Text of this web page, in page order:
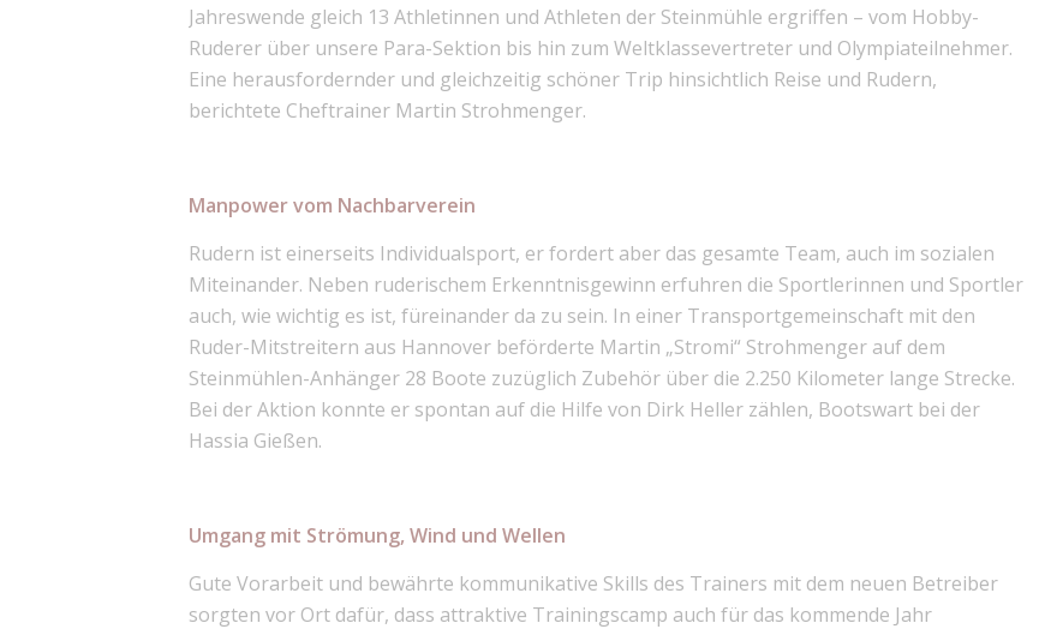
Jahreswende gleich 13 Athletinnen und Athleten der Steinmühle ergriffen – vom Hobby-
Ruderer über unsere Para-Sektion bis hin zum Weltklassevertreter und Olympiateilnehmer.
Eine herausfordernder und gleichzeitig schöner Trip hinsichtlich Reise und Rudern,
berichtete Cheftrainer Martin Strohmenger.
Manpower vom Nachbarverein
Rudern ist einerseits Individualsport, er fordert aber das gesamte Team, auch im sozialen
Miteinander. Neben ruderischem Erkenntnisgewinn erfuhren die Sportlerinnen und Sportler
auch, wie wichtig es ist, füreinander da zu sein. In einer Transportgemeinschaft mit den
Ruder-Mitstreitern aus Hannover beförderte Martin „Stromi“ Strohmenger auf dem
Steinmühlen-Anhänger 28 Boote zuzüglich Zubehör über die 2.250 Kilometer lange Strecke.
Bei der Aktion konnte er spontan auf die Hilfe von Dirk Heller zählen, Bootswart bei der
Hassia Gießen.
Umgang mit Strömung, Wind und Wellen
Gute Vorarbeit und bewährte kommunikative Skills des Trainers mit dem neuen Betreiber
sorgten vor Ort dafür, dass attraktive Trainingscamp auch für das kommende Jahr